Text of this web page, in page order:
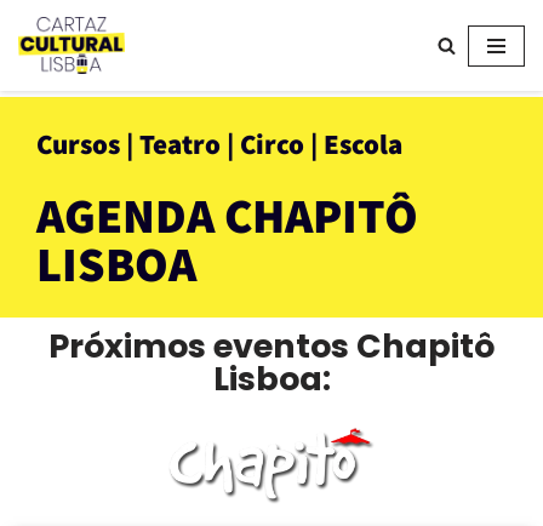
Avançar
para
conteúdo
Cursos | Teatro | Circo | Escola
AGENDA CHAPITÔ
LISBOA
Próximos eventos Chapitô
Lisboa: